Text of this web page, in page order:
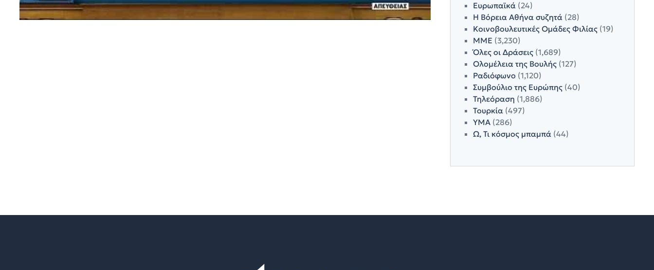
Ευρωπαϊκά(24)
Η Βόρεια Αθήνα συζητά(28)
Κοινοβουλευτικές Ομάδες Φιλίας(19)
ΜΜΕ (3,230)
Όλες οι Δράσεις(1,689)
Ολομέλεια της Βουλής(127)
Ραδιόφωνο (1,120)
Συμβούλιο της Ευρώπης(40)
Τηλεόραση (1,886)
Τουρκία(497)
ΥΜΑ(286)
Ω, Τι κόσμος μπαμπά(44)